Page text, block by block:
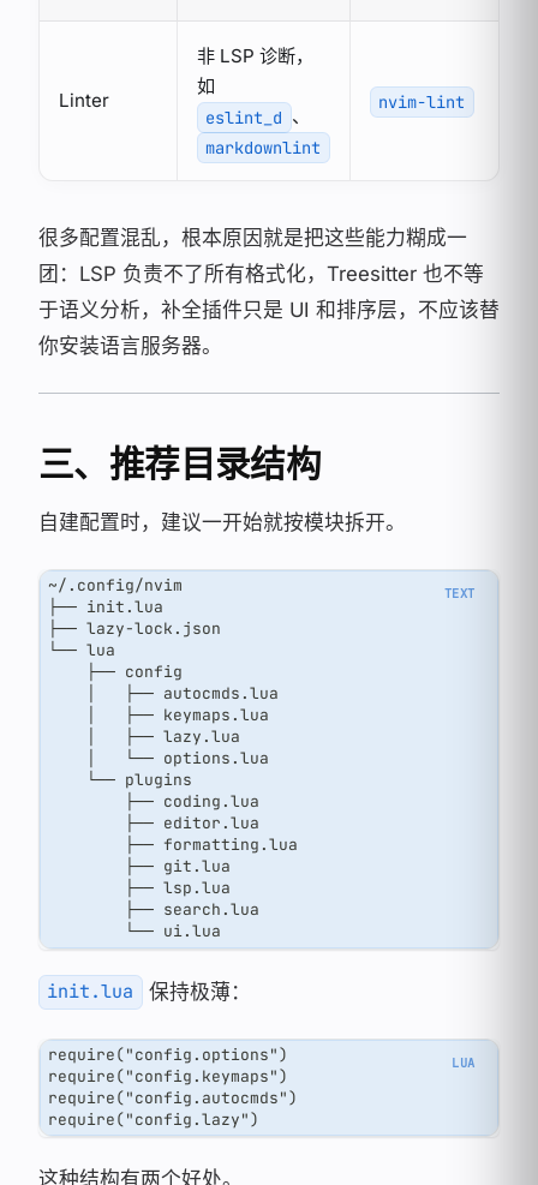
Linter
非 LSP 诊断，
如
eslint_d 、
markdownlint
nvim-lint
很多配置混乱，根本原因就是把这些能力糊成一
团：LSP 负责不了所有格式化，Treesitter 也不等
于语义分析，补全插件只是 UI 和排序层，不应该替
你安装语言服务器。
三、推荐目录结构
自建配置时，建议一开始就按模块拆开。
~/.config/nvim
├── init.lua
├── lazy-lock.json
└── lua
    ├── config
    │   ├── autocmds.lua
    │   ├── keymaps.lua
    │   ├── lazy.lua
    │   └── options.lua
    └── plugins
        ├── coding.lua
        ├── editor.lua
        ├── formatting.lua
        ├── git.lua
        ├── lsp.lua
        ├── search.lua
        └── ui.lua
init.lua 保持极薄：
require("config.options")
require("config.keymaps")
require("config.autocmds")
require("config.lazy")
这种结构有两个好处。